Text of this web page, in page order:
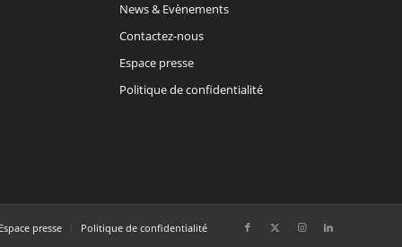
News & Evènements
Contactez-nous
Espace presse
Politique de confidentialité
presse Politique de confidentialité